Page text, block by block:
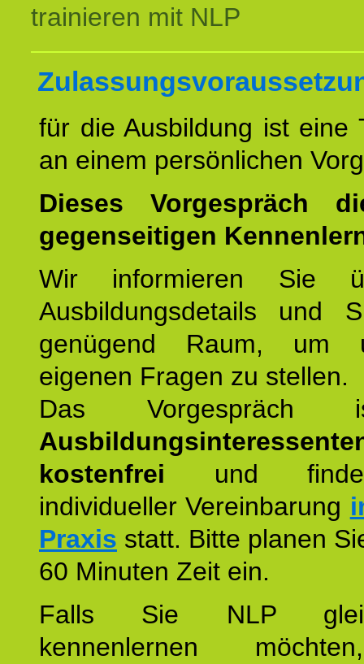
trainieren mit NLP
für die Ausbildung ist eine
an einem persönlichen
Dieses Vorgespräch
gegenseitigen
Wir informieren Sie
Ausbildungsdetails und
genügend Raum, um
eigenen Fragen zu stellen.
Das
kostenfrei und
individueller Vereinbarung
Praxis statt. Bitte planen
60 Minuten Zeit ein.
Falls Sie NLP
kennenlernen